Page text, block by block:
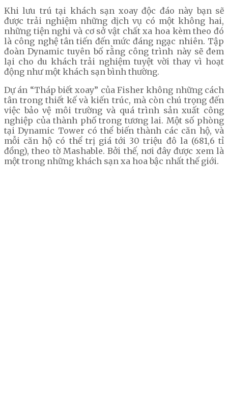
Khi lưu trú tại khách sạn xoay độc đáo này bạn sẽ
được trải nghiệm những dịch vụ có một không hai,
những tiện nghi và cơ sở vật chất xa hoa kèm theo đó
là công nghệ tân tiến đến mức đáng ngạc nhiên. Tập
đoàn Dynamic tuyên bố rằng công trình này sẽ đem
lại cho du khách trải nghiệm tuyệt vời thay vì hoạt
động như một khách sạn bình thường.
Dự án “Tháp biết xoay” của Fisher không những cách
tân trong thiết kế và kiến trúc, mà còn chú trọng đến
việc bảo vệ môi trường và quá trình sản xuất công
nghiệp của thành phố trong tương lai. Một số phòng
tại Dynamic Tower có thể biến thành các căn hộ, và
mỗi căn hộ có thể trị giá tới 30 triệu đô la (681,6 tỉ
đồng), theo tờ Mashable. Bởi thế, nơi đây được xem là
một trong những khách sạn xa hoa bậc nhất thế giới.